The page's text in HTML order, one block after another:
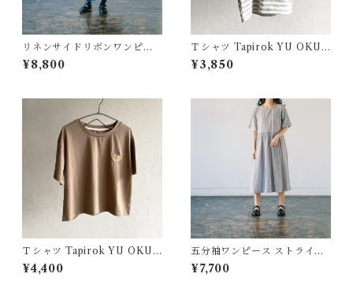
リネンサイドリボンワンピー
ス ALCEDO
¥8,800
Ｔシャツ Tapirok YU OKUY
AMA キッズサイズ
¥3,850
Ｔシャツ Tapirok YU OKUY
AMA 大人サイズ
¥4,400
五分袖ワンピース ストライプ
cotton gather dress stripe
112004 ALCEDO
¥7,700